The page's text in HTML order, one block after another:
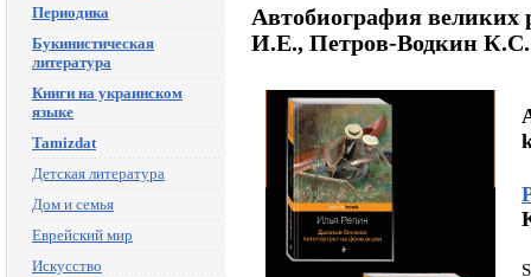
Периодика
Букинистическая
литература
Книги на украинском
языке
Tamizdat
Детская литература
Дом и семья
Еврейский мир
Искусство
Автобиография великих
И.Е., Петров-Водкин К.С.